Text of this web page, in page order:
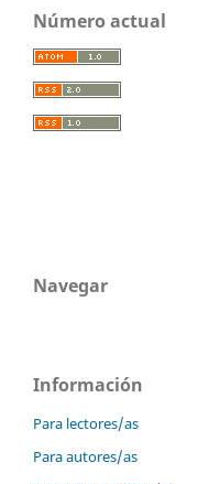
Número actual
Navegar
Información
Para lectores/as
Para autores/as